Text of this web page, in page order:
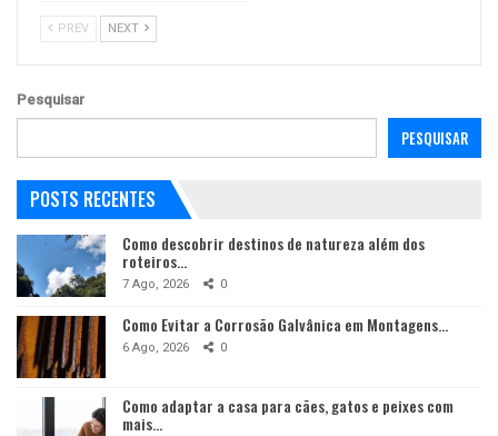
PREV NEXT
Pesquisar
PESQUISAR
POSTS RECENTES
Como descobrir destinos de natureza além dos
roteiros…
7 Ago, 2026 0
Como Evitar a Corrosão Galvânica em Montagens…
6 Ago, 2026 0
Como adaptar a casa para cães, gatos e peixes com
mais…